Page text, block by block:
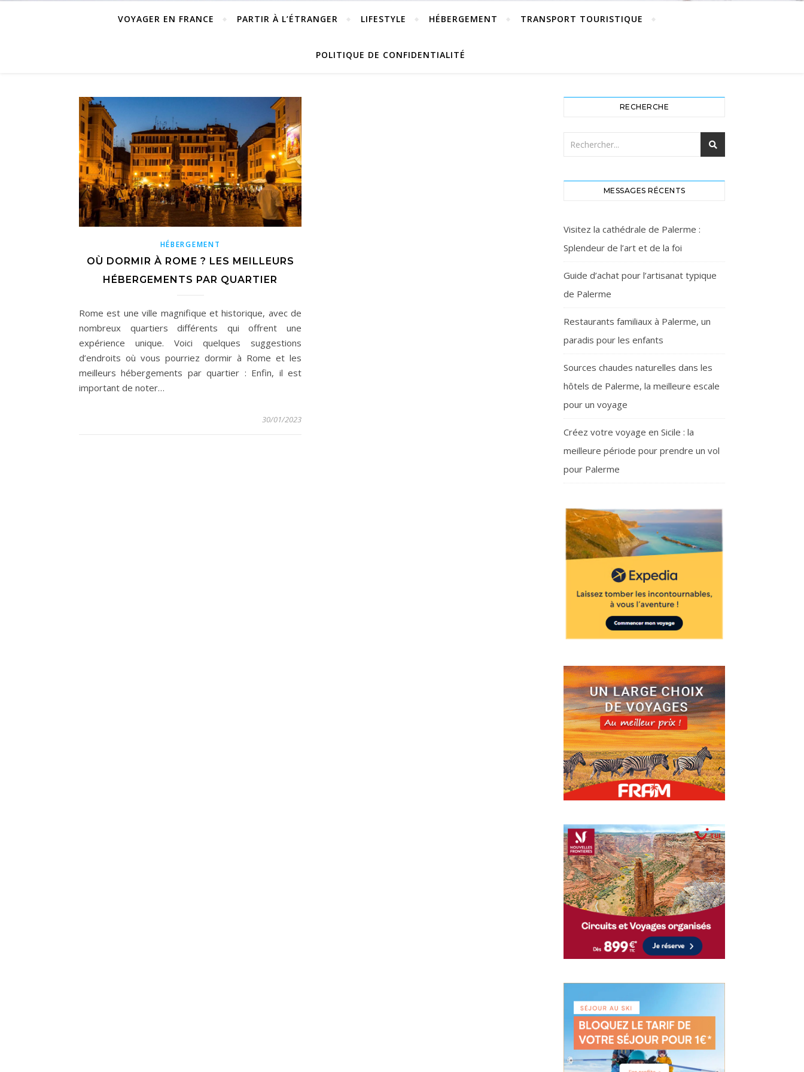
VOYAGER EN FRANCE PARTIR À L’ÉTRANGER LIFESTYLE HÉBERGEMENT TRANSPORT TOURISTIQUE
POLITIQUE DE CONFIDENTIALITÉ
HÉBERGEMENT
OÙ DORMIR À ROME ? LES MEILLEURS
HÉBERGEMENTS PAR QUARTIER
Rome est une ville magnifique et historique, avec de
nombreux quartiers différents qui offrent une
expérience unique. Voici quelques suggestions
d’endroits où vous pourriez dormir à Rome et les
meilleurs hébergements par quartier : Enfin, il est
important de noter…
30/01/2023
RECHERCHE
MESSAGES RÉCENTS
Visitez la cathédrale de Palerme :
Splendeur de l’art et de la foi
Guide d’achat pour l’artisanat typique
de Palerme
Restaurants familiaux à Palerme, un
paradis pour les enfants
Sources chaudes naturelles dans les
hôtels de Palerme, la meilleure escale
pour un voyage
Créez votre voyage en Sicile : la
meilleure période pour prendre un vol
pour Palerme